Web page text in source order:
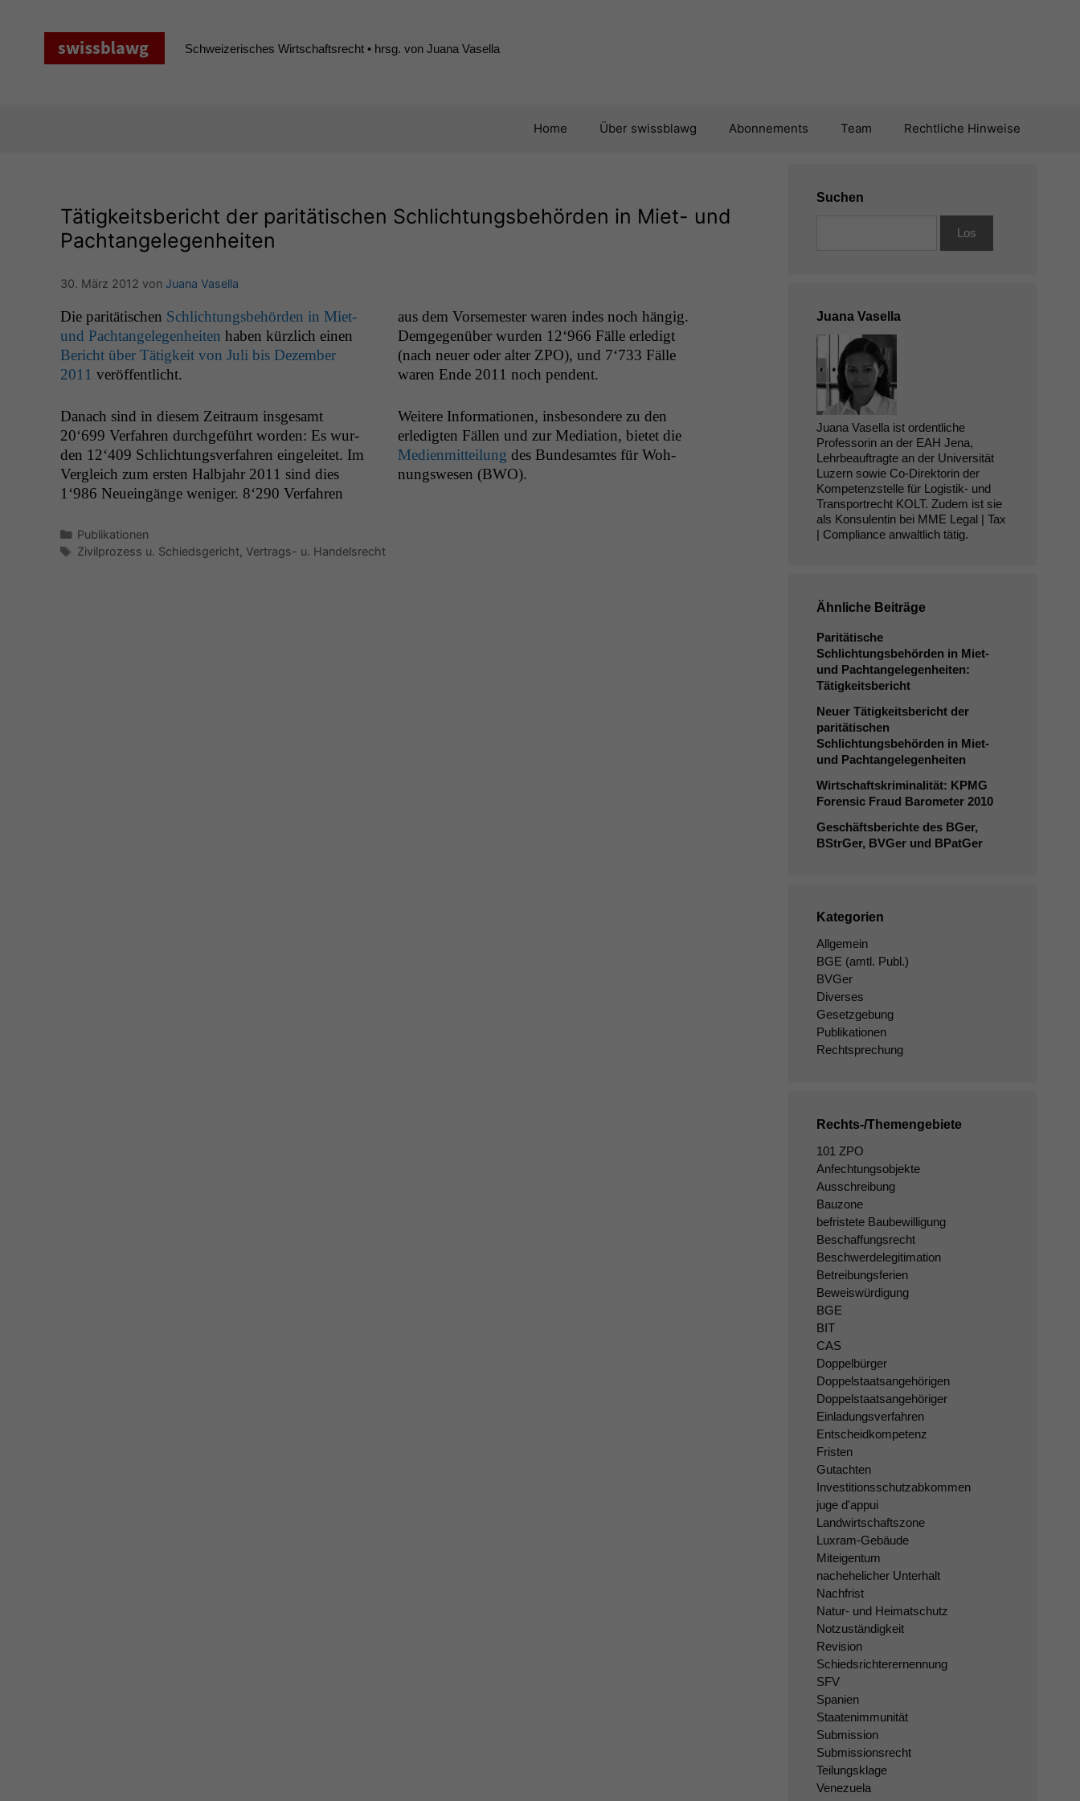
Schweizerisches Wirtschaftsrecht • hrsg. von Juana Vasella
Home Über swissblawg Abonnements Team Rechtliche Hinweise
Tätigkeitsbericht der paritätischen Schlichtungsbehörden in Miet- und
Pachtangelegenheiten
30. März 2012 von Juana Vasella
Die par­itätis­chen Schlich­tungs­be­hör­den in Miet-
und Pach­tan­gele­gen­heit­en haben kür­zlich einen
Bericht über Tätigkeit von Juli bis Dezem­ber
2011 veröffentlicht.
Danach sind in diesem Zeitraum ins­ge­samt
20‘699 Ver­fahren durchge­führt wor­den: Es wur­
den 12‘409 Schlich­tungsver­fahren ein­geleit­et. Im
Ver­gle­ich zum ersten Hal­b­jahr 2011 sind dies
1‘986 Neue­ingänge weniger. 8‘290 Ver­fahren
aus dem Vorse­mes­ter waren indes noch hängig.
Demge­genüber wur­den 12‘966 Fälle erledigt
(nach neuer oder alter ZPO), und 7‘733 Fälle
waren Ende 2011 noch pendent.
Weit­ere Infor­ma­tio­nen, ins­beson­dere zu den
erledigten Fällen und zur Medi­a­tion, bietet die
Medi­en­mit­teilung des Bun­de­samtes für Woh­
nungswe­sen (BWO).
Kategorien
Publikationen
Schlagwörter
Zivilprozess u. Schiedsgericht, Vertrags- u. Handelsrecht
Suchen
Juana Vasella
Juana Vasella ist ordentliche
Professorin an der EAH Jena,
Lehrbeauftragte an der Universität
Luzern sowie Co-Direktorin der
Kompetenzstelle für Logistik- und
Transportrecht KOLT. Zudem ist sie
als Konsulentin bei MME Legal | Tax
| Compliance anwaltlich tätig.
Ähnliche Beiträge
Paritätische
Schlichtungsbehörden in Miet-
und Pachtangelegenheiten:
Tätigkeitsbericht
Neuer Tätigkeitsbericht der
paritätischen
Schlichtungsbehörden in Miet-
und Pachtangelegenheiten
Wirtschaftskriminalität: KPMG
Forensic Fraud Barometer 2010
Geschäftsberichte des BGer,
BStrGer, BVGer und BPatGer
Kategorien
Allgemein
BGE (amtl. Publ.)
BVGer
Diverses
Gesetzgebung
Publikationen
Rechtsprechung
Rechts-/Themengebiete
101 ZPO
Anfechtungsobjekte
Ausschreibung
Bauzone
befristete Baubewilligung
Beschaffungsrecht
Beschwerdelegitimation
Betreibungsferien
Beweiswürdigung
BGE
BIT
CAS
Doppelbürger
Doppelstaatsangehörigen
Doppelstaatsangehöriger
Einladungsverfahren
Entscheidkompetenz
Fristen
Gutachten
Investitionsschutzabkommen
juge d'appui
Landwirtschaftszone
Luxram-Gebäude
Miteigentum
nachehelicher Unterhalt
Nachfrist
Natur- und Heimatschutz
Notzuständigkeit
Revision
Schiedsrichterernennung
SFV
Spanien
Staatenimmunität
Submission
Submissionsrecht
Teilungsklage
Venezuela